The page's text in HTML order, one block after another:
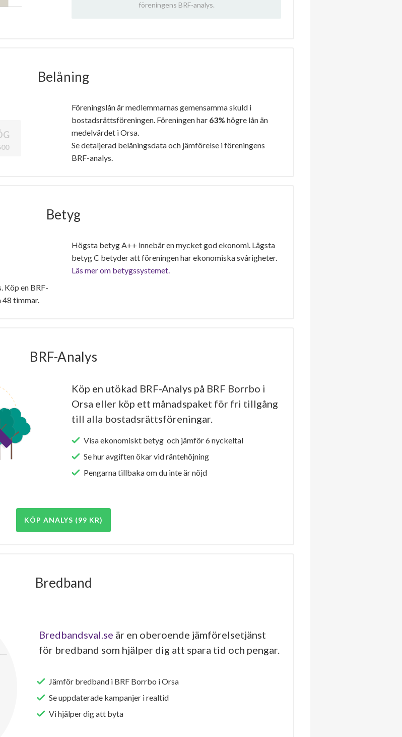
föreningens BRF-analys.
Belåning
Föreningslån är medlemmarnas gemensamma skuld i
bostadsrättsföreningen. Föreningen har 63% högre lån än
medelvärdet i Orsa.
Se detaljerad belåningsdata och jämförelse i föreningens
BRF-analys.
Betyg
Köp en BRF-
48 timmar.
Högsta betyg A++ innebär en mycket god ekonomi. Lägsta
betyg C betyder att föreningen har ekonomiska svårigheter.
Läs mer om betygssystemet.
BRF-Analys
Köp en utökad BRF-Analys på BRF Borrbo i
Orsa eller köp ett månadspaket för fri tillgång
till alla bostadsrättsföreningar.
Visa ekonomiskt betyg och jämför 6 nyckeltal
Se hur avgiften ökar vid räntehöjning
Pengarna tillbaka om du inte är nöjd
KÖP ANALYS (99 KR)
Bredband
Bredbandsval.se är en oberoende jämförelsetjänst
för bredband som hjälper dig att spara tid och pengar.
Jämför bredband i BRF Borrbo i Orsa
Se uppdaterade kampanjer i realtid
Vi hjälper dig att byta